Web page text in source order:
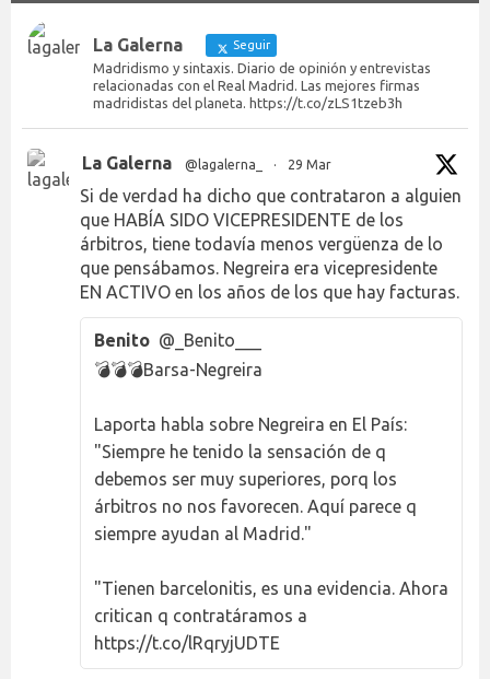
La Galerna Seguir
Madridismo y sintaxis. Diario de opinión y entrevistas
relacionadas con el Real Madrid. Las mejores firmas
madridistas del planeta. https://t.co/zLS1tzeb3h
La Galerna @lagalerna_ · 29 Mar
Si de verdad ha dicho que contrataron a alguien
que HABÍA SIDO VICEPRESIDENTE de los
árbitros, tiene todavía menos vergüenza de lo
que pensábamos. Negreira era vicepresidente
EN ACTIVO en los años de los que hay facturas.
Benito @_Benito___
💣💣💣Barsa-Negreira
Laporta habla sobre Negreira en El País:
"Siempre he tenido la sensación de q
debemos ser muy superiores, porq los
árbitros no nos favorecen. Aquí parece q
siempre ayudan al Madrid."
"Tienen barcelonitis, es una evidencia. Ahora
critican q contratáramos a
https://t.co/lRqryjUDTE